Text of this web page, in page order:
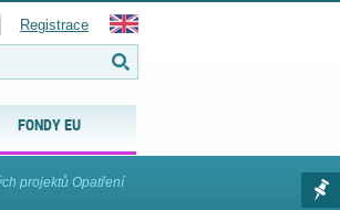
FONDY EU
Registrace
projektů Opatření